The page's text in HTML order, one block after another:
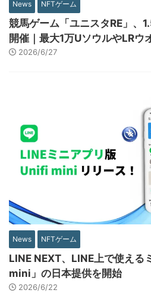
News NFTゲーム
競馬ゲーム「ユニスタRE」、
開催｜最大1万UソウルやLRウ
2026/6/27
News NFTゲーム
LINE NEXT、LINE上で使える
mini」の日本提供を開始
2026/6/22